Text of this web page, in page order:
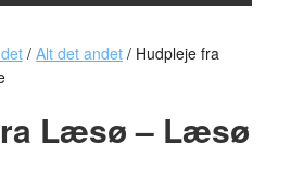
/ Alt det andet /Hudpleje fra
Læsø – Læsø